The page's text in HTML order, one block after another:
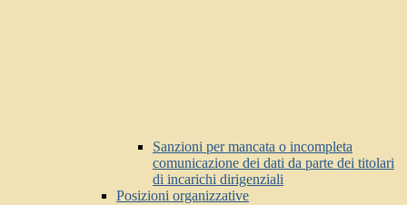
Sanzioni per mancata o incompleta
comunicazione dei dati da parte dei titolari
di incarichi dirigenziali
Posizioni organizzative